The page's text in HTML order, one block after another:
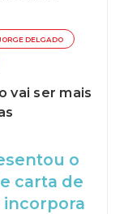
DELGADO
vai ser mais
o
carta de
incorpora